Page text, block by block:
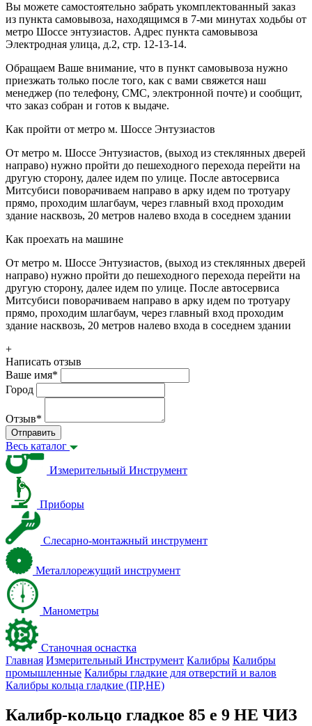
Вы можете самостоятельно забрать укомплектованный заказ
из пункта самовывоза, находящимся в 7-ми минутах ходьбы от
метро Шоссе энтузиастов. Адрес пункта самовывоза
Электродная улица, д.2, стр. 12-13-14.
Обращаем Ваше внимание, что в пункт самовывоза нужно
приезжать только после того, как с вами свяжется наш
менеджер (по телефону, СМС, электронной почте) и сообщит,
что заказ собран и готов к выдаче.
Как пройти от метро м. Шоссе Энтузиастов
От метро м. Шоссе Энтузиастов, (выход из стеклянных дверей
направо) нужно пройти до пешеходного перехода перейти на
другую сторону, далее идем по улице. После автосервиса
Митсубиси поворачиваем направо в арку идем по тротуару
прямо, проходим шлагбаум, через главный вход проходим
здание насквозь, 20 метров налево входа в соседнем здании
Как проехать на машине
От метро м. Шоссе Энтузиастов, (выход из стеклянных дверей
направо) нужно пройти до пешеходного перехода перейти на
другую сторону, далее идем по улице. После автосервиса
Митсубиси поворачиваем направо в арку идем по тротуару
прямо, проходим шлагбаум, через главный вход проходим
здание насквозь, 20 метров налево входа в соседнем здании
+
Написать отзыв
Ваше имя*
Город
Отзыв*
Отправить
Весь каталог
Измерительный Инструмент
Приборы
Слесарно-монтажный инструмент
Металлорежущий инструмент
Манометры
Станочная оснастка
Главная Измерительный Инструмент Калибры Калибры
промышленные Калибры гладкие для отверстий и валов
Калибры кольца гладкие (ПР,НЕ)
Калибр-кольцо гладкое 85 e 9 НЕ ЧИЗ